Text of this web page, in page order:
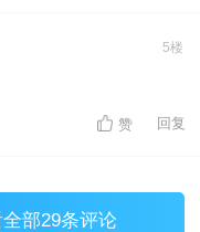
5楼
赞 回复
部29条评论